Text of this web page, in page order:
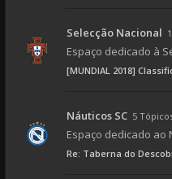
Selecção Nacional
Espaço dedicado à
[MUNDIAL 2018]
Náuticos SC 5
Espaço dedicado ao
Re: Taberna do